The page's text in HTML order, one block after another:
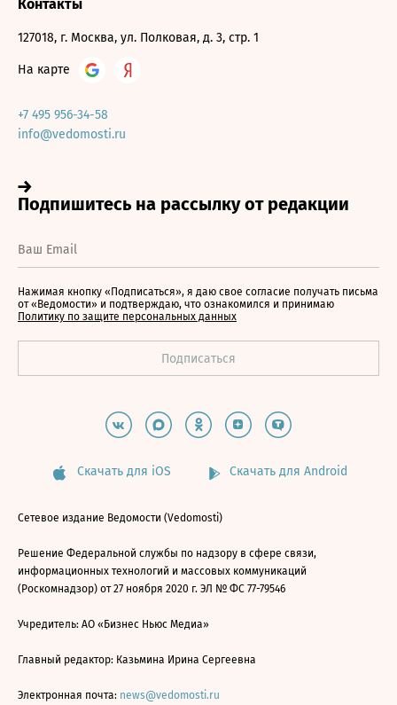
Контакты
127018, г. Москва, ул. Полковая, д. 3, стр. 1
На карте
+7 495 956-34-58
info@vedomosti.ru
Нажимая кнопку «Подписаться», я даю свое согласие получать письма
от «Ведомости» и подтверждаю, что ознакомился и принимаю
Политику по защите персональных данных
Скачать для iOS Скачать для Android
Сетевое издание Ведомости (Vedomosti)
Решение Федеральной службы по надзору в сфере связи,
информационных технологий и массовых коммуникаций
(Роскомнадзор) от 27 ноября 2020 г. ЭЛ № ФС 77-79546
Учредитель: АО «Бизнес Ньюс Медиа»
Главный редактор: Казьмина Ирина Сергеевна
Электронная почта: news@vedomosti.ru